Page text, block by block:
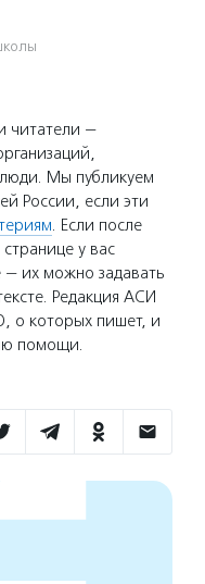
читатели —
Мы публикуем
России, если эти
. Если после
у вас
— их можно задавать
Редакция АСИ
о которых пишет, и
помощи.